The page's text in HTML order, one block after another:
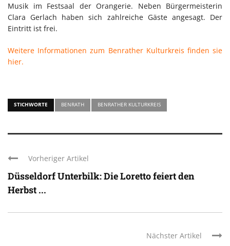
Musik im Festsaal der Orangerie. Neben Bürgermeisterin
Clara Gerlach haben sich zahlreiche Gäste angesagt. Der
Eintritt ist frei.
Weitere Informationen zum Benrather Kulturkreis finden sie
hier.
STICHWORTE BENRATH BENRATHER KULTURKREIS
Vorheriger Artikel
Düsseldorf Unterbilk: Die Loretto feiert den
Herbst ...
Nächster Artikel